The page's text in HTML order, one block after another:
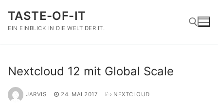
Inhalt
springen
TASTE-OF-IT
EIN EINBLICK IN DIE WELT DER IT.
Nextcloud 12 mit Global Scale
JARVIS 24. MAI 2017 NEXTCLOUD